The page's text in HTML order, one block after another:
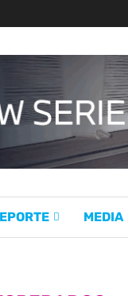
MEDIA